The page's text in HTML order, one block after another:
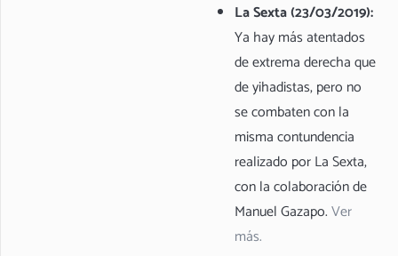
La Sexta (23/03/2019):
Ya hay más atentados
de extrema derecha que
de yihadistas, pero no
se combaten con la
misma contundencia
realizado por La Sexta,
con la colaboración de
Manuel Gazapo.Ver
más.